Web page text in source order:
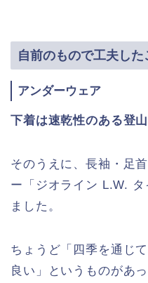
自前のもので工夫した
アンダーウェア
下着は速乾性のある登
そのうえに、長袖・足
ー「ジオライン L.W.
ました。
ちょうど「四季を通じ
良い」というものがあ